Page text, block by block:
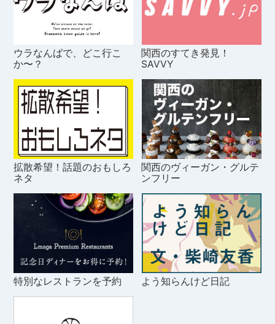
ウラなんばで、どこ行こ
か〜？
関西のすてき発見！
SAVVY
拡散希望！話題のおもしろ
ネタ
関西のヴィーガン・グルテ
ンフリー
特別なレストランを予約 よう知らんけど日記